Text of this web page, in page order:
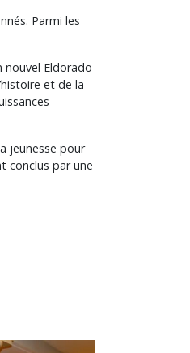
Parmi les
nouvel Eldorado
et de la
jeunesse pour
conclus par une